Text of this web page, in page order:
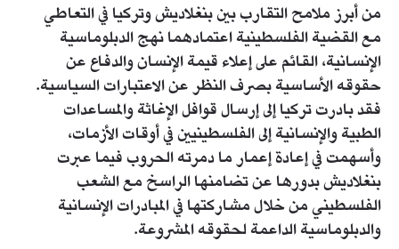
من أبرز ملامح التقارب بين بنغلاديش وتركيا في التعاطي
مع القضية الفلسطينية اعتمادهما نهج الدبلوماسية
الإنسانية، القائم على إعلاء قيمة الإنسان والدفاع عن
حقوقه الأساسية بصرف النظر عن الاعتبارات السياسية.
فقد بادرت تركيا إلى إرسال قوافل الإغاثة والمساعدات
الطبية والإنسانية إلى الفلسطينيين في أوقات الأزمات،
وأسهمت في إعادة إعمار ما دمرته الحروب فيما عبرت
بنغلاديش بدورها عن تضامنها الراسخ مع الشعب
الفلسطيني من خلال مشاركتها في المبادرات الإنسانية
والدبلوماسية الداعمة لحقوقه المشروعة.